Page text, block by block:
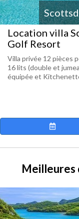
Location villa
Golf Resort
Villa privée 12 pièces
16 lits (double et
équipée et
Meilleures